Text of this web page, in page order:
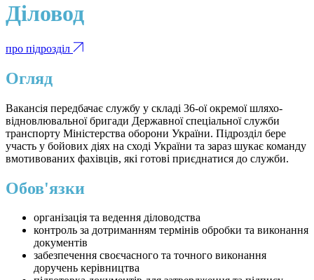
Діловод
про підрозділ
Огляд
Вакансія передбачає службу у складі 36-ої окремої шляхо-
відновлювальної бригади Державної спеціальної служби
транспорту Міністерства оборони України. Підрозділ бере
участь у бойових діях на сході України та зараз шукає команду
вмотивованих фахівців, які готові приєднатися до служби.
Обов'язки
організація та ведення діловодства
контроль за дотриманням термінів обробки та виконання
документів
забезпечення своєчасного та точного виконання
доручень керівництва